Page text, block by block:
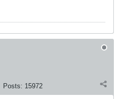
Posts: 15972